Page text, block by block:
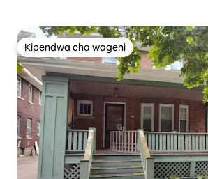
Kipendwa cha wageni
Kipendwa cha wageni